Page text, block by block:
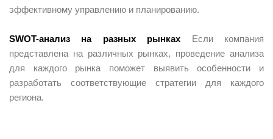
эффективному управлению и планированию.
SWOT-анализ на разных рынках Если компания
представлена на различных рынках, проведение анализа
для каждого рынка поможет выявить особенности и
разработать соответствующие стратегии для каждого
региона.